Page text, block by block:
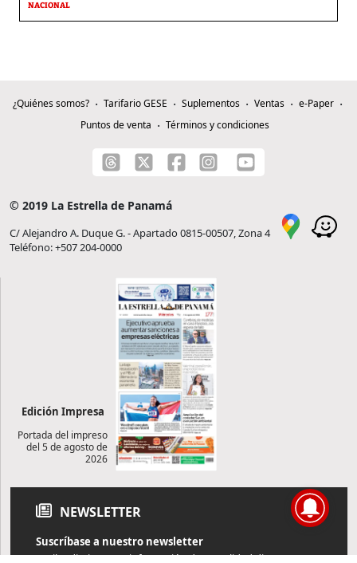
NACIONAL
¿Quiénes somos? Tarifario GESE Suplementos Ventas
e-Paper
Puntos de venta
Términos y condiciones
© 2019 La Estrella de Panamá
C/ Alejandro A. Duque G. - Apartado 0815-00507, Zona 4
Teléfono: +507 204-0000
Edición Impresa
Portada del impreso
del 5 de agosto de
2026
NEWSLETTER
Suscríbase a nuestro newsletter
Reciba diariamente información de actualidad directamente en